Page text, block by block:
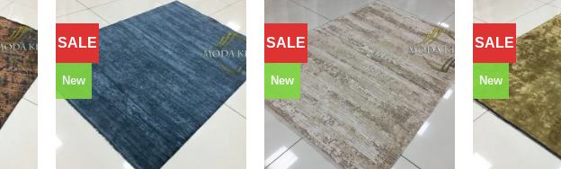
SALE
New
Додати
до
обраного
SALE
New
Додати
до
обраного
SALE
New